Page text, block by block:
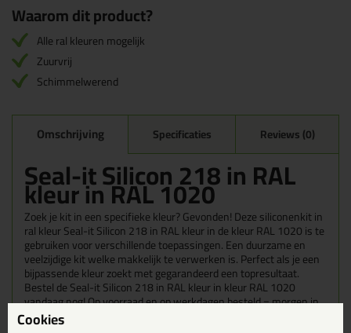
Waarom dit product?
Alle ral kleuren mogelijk
Zuurvrij
Schimmelwerend
Omschrijving Specificaties Reviews (0)
Seal-it Silicon 218 in RAL
kleur in RAL 1020
Zoek je kit in een specifieke kleur? Gevonden! Deze siliconenkit in
ral kleur Seal-it Silicon 218 in RAL kleur in de kleur RAL 1020 is te
gebruiken voor verschillende toepassingen. Een duurzame en
veelzijdige kit welke makkelijk te verwerken is. Perfect als je een
bijpassende kleur zoekt met gegarandeerd een topresultaat.
Bestel de Seal-it Silicon 218 in RAL kleur in kleur RAL 1020
vandaag nog! Op voorraad en op werkdagen besteld = morgen in
huis.
Cookies